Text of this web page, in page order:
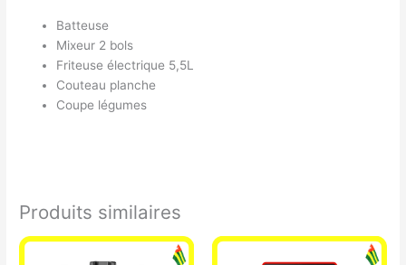
Batteuse
Mixeur 2 bols
Friteuse électrique 5,5L
Couteau planche
Coupe légumes
Produits similaires